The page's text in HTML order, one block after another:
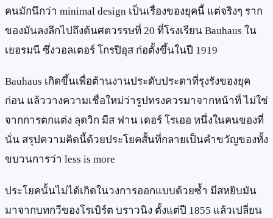
คนมักนึกว่า minimal design เป็นเรื่องของยุคนี้ แต่จริงๆ ราก
ของมันลงลึกไปถึงต้นศตวรรษที่ 20 ที่โรงเรียน Bauhaus ใน
เยอรมนี ซึ่งวอลเตอร์ โกรปิอุส ก่อตั้งขึ้นในปี 1919
Bauhaus เกิดขึ้นเพื่อต้านงานประดับประดาที่รุงรังของยุค
ก่อน แล้ววางความเชื่อใหม่ว่ารูปทรงควรมาจากหน้าที่ ไม่ใช่
จากการตกแต่ง ลุดวิก มีส ฟาน เดอร์ โรเออ หนึ่งในคนของที่
นั่น สรุปความคิดนี้ด้วยประโยคสั้นที่กลายเป็นคำขวัญของทั้ง
ขบวนการว่า less is more
ประโยคนั้นไม่ได้เกิดในวงการออกแบบด้วยซ้ำ มีสหยิบมัน
มาจากบทกวีของโรเบิร์ต บราวนิง ตั้งแต่ปี 1855 แล้วเปลี่ยน